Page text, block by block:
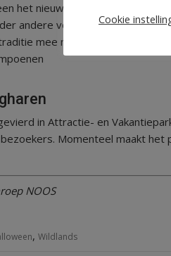
het nieuwjaar van de Kelten.
andere voor gekozen om
mee naar de Verenigde
in Attractie- en
Momenteel maakt het
NOOS
, Wildlands
Cookie